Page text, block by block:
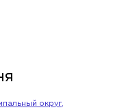
округ,